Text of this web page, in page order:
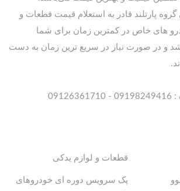
پارتلند قادر به استعلام قیمت قطعات و
های خاص در کمترین زمان برای شما
و در صورت نیاز در سریع ترین زمان به دست
قطعات و لوازم یدکی
پک سرویس دوره ای خودروهای